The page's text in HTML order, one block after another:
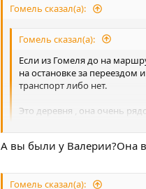
Гомель сказал(а):
Гомель сказал(а):
Если из Гомеля до на
на остановке за переездом
транспорт либо нет.
Это деревня , она очень
Может кто знает человека
А вы были у Валерии?Она
Гомель сказал(а):